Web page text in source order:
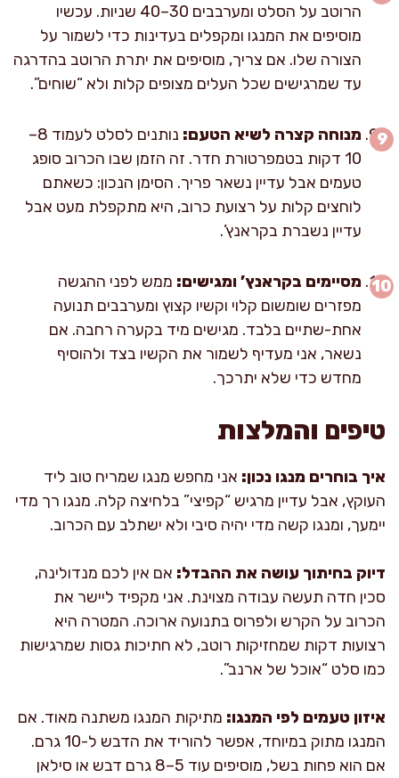
הרוטב על הסלט ומערבבים 30–40 שניות. עכשיו
מוסיפים את המנגו ומקפלים בעדינות כדי לשמור על
הצורה שלו. אם צריך, מוסיפים את יתרת הרוטב בהדרגה
עד שמרגישים שכל העלים מצופים קלות ולא “שוחים”.
מנוחה קצרה לשיא הטעם:
נותנים לסלט לעמוד 8–
10 דקות בטמפרטורת חדר. זה הזמן שבו הכרוב סופג
טעמים אבל עדיין נשאר פריך. הסימן הנכון: כשאתם
לוחצים קלות על רצועת כרוב, היא מתקפלת מעט אבל
עדיין נשברת בקראנץ’.
מסיימים בקראנץ’ ומגישים: ממש לפני ההגשה
מפזרים שומשום קלוי וקשיו קצוץ ומערבבים תנועה
אחת-שתיים בלבד. מגישים מיד בקערה רחבה. אם
נשאר, אני מעדיף לשמור את הקשיו בצד ולהוסיף
מחדש כדי שלא יתרכך.
טיפים והמלצות
איך בוחרים מנגו נכון: אני מחפש מנגו שמריח טוב ליד
העוקץ, אבל עדיין מרגיש “קפיצי” בלחיצה קלה. מנגו רך מדי
יימעך, ומנגו קשה מדי יהיה סיבי ולא ישתלב עם הכרוב.
דיוק בחיתוך עושה את ההבדל: אם אין לכם מנדולינה,
סכין חדה תעשה עבודה מצוינת. אני מקפיד ליישר את
הכרוב על הקרש ולפרוס בתנועה ארוכה. המטרה היא
רצועות דקות שמחזיקות רוטב, לא חתיכות גסות שמרגישות
כמו סלט “אוכל של ארנב”.
איזון טעמים לפי המנגו: מתיקות המנגו משתנה מאוד. אם
המנגו מתוק במיוחד, אפשר להוריד את הדבש ל-10 גרם.
אם הוא פחות בשל, מוסיפים עוד 5–8 גרם דבש או סילאן